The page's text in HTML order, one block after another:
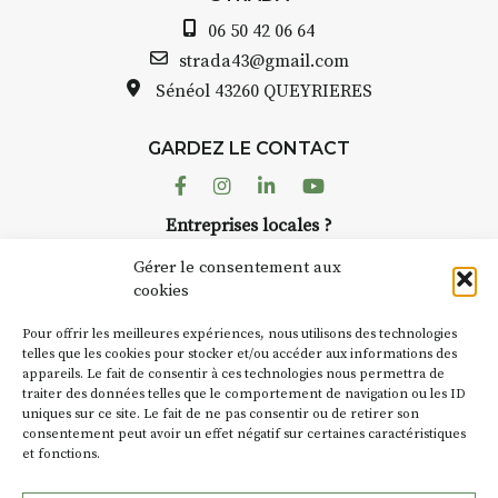
Gérer le consentement aux
cookies
Pour offrir les meilleures expériences, nous utilisons des technologies
telles que les cookies pour stocker et/ou accéder aux informations des
appareils. Le fait de consentir à ces technologies nous permettra de
traiter des données telles que le comportement de navigation ou les ID
uniques sur ce site. Le fait de ne pas consentir ou de retirer son
consentement peut avoir un effet négatif sur certaines caractéristiques
et fonctions.
Bernard TURLE Le Fumoir n’est
pas une galerie permanente.
AuzonToujours organise
dans le village. Des artistes et
caves, les granges d’Auzon. Le
Fumoir est l’un de ces espaces
d’autres activités culturelles de
la Petite Cité de Caractère. Par
exemple, l’installationCochon
Charbons’inscrit comme en
« off » du festival d’Auzon 2026
06 50 42 06 64
strada43@gmail.com
Sénéol 43260 QUEYRIERES
GARDEZ LE CONTACT
FacebookInstagram
LinkedinYoutube
Entreprises locales ?
Suivez toute l'actu de Strada